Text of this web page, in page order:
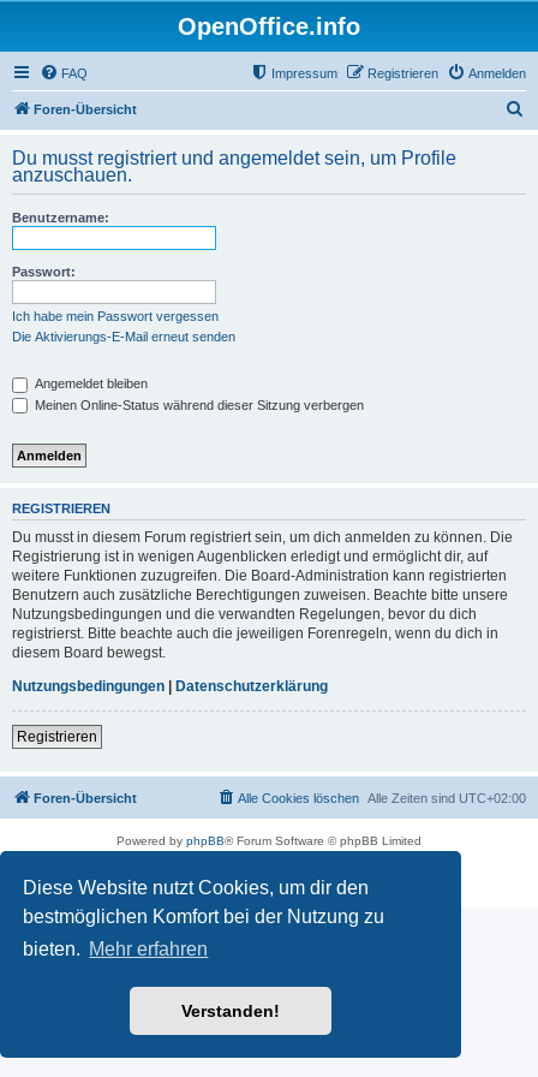
Diese Website nutzt Cookies, um dir den
bestmöglichen Komfort bei der Nutzung zu
bieten. Mehr erfahren
Verstanden!
OpenOffice.info
FAQ Anmelden
Registrieren
Impressum
Foren-Übersicht
h
Du musst registriert und angemeldet sein, um Profile
anzuschauen.
Benutzername:
Passwort:
Ich habe mein Passwort vergessen
Die Aktivierungs-E-Mail erneut senden
Angemeldet bleiben
Meinen Online-Status während dieser Sitzung verbergen
REGISTRIEREN
Du musst in diesem Forum registriert sein, um dich anmelden zu können. Die
Registrierung ist in wenigen Augenblicken erledigt und ermöglicht dir, auf
weitere Funktionen zuzugreifen. Die Board-Administration kann registrierten
Benutzern auch zusätzliche Berechtigungen zuweisen. Beachte bitte unsere
Nutzungsbedingungen und die verwandten Regelungen, bevor du dich
registrierst. Bitte beachte auch die jeweiligen Forenregeln, wenn du dich in
diesem Board bewegst.
Nutzungsbedingungen | Datenschutzerklärung
Registrieren
Foren-Übersicht Alle Zeiten sind UTC+02:00
Alle Cookies löschen
Powered by phpBB® Forum Software © phpBB Limited
Datenschutz|Nutzungsbedingungen